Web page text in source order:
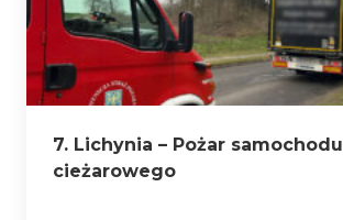
7. Lichynia – Pożar samochodu
cieżarowego